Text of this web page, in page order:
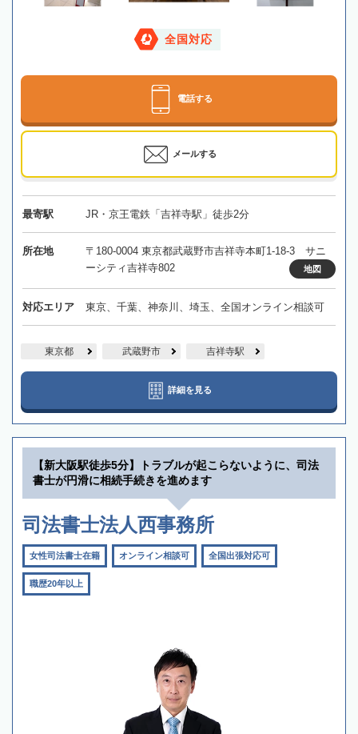
全国対応
電話する
メールする
最寄駅 JR・京王電鉄「吉祥寺駅」徒歩2分
所在地
〒180-0004 東京都武蔵野市吉祥寺本町1-18-3 サニ
ーシティ吉祥寺802
地図
対応エリア 東京、千葉、神奈川、埼玉、全国オンライン相談可
東京都 武蔵野市 吉祥寺駅
詳細を見る
【新大阪駅徒歩5分】トラブルが起こらないように、司法
書士が円滑に相続手続きを進めます
司法書士法人西事務所
女性司法書士在籍 オンライン相談可 全国出張対応可
職歴20年以上